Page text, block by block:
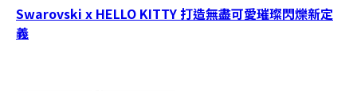
Swarovski x HELLO KITTY 打造無盡可愛璀璨閃爍新定
義